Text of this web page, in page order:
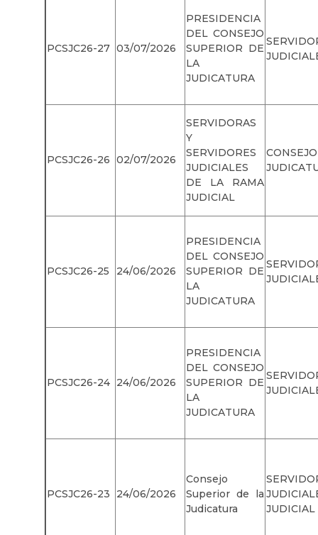
PCSJC26-27 03/07/2026
PRESIDENCIA
DEL CONSEJO
SUPERIOR DE
LA
JUDICATURA
PCSJC26-26 02/07/2026
SERVIDORAS
Y
SERVIDORES
JUDICIALES
DE LA RAMA
JUDICIAL
PCSJC26-25 24/06/2026
PRESIDENCIA
DEL CONSEJO
SUPERIOR DE
LA
JUDICATURA
PCSJC26-24 24/06/2026
PRESIDENCIA
DEL CONSEJO
SUPERIOR DE
LA
JUDICATURA
PCSJC26-23 24/06/2026
Consejo
Superior de la
Judicatura
JUDICIAL